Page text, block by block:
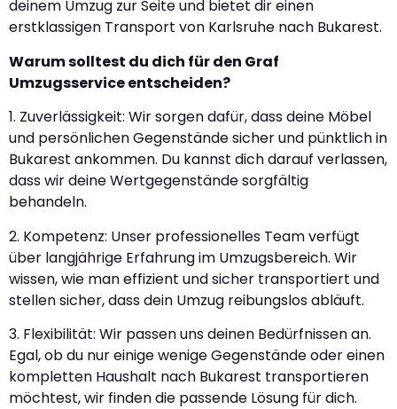
deinem Umzug zur Seite und bietet dir einen
erstklassigen Transport von Karlsruhe nach Bukarest.
Warum solltest du dich für den Graf
Umzugsservice entscheiden?
1. Zuverlässigkeit: Wir sorgen dafür, dass deine Möbel
und persönlichen Gegenstände sicher und pünktlich in
Bukarest ankommen. Du kannst dich darauf verlassen,
dass wir deine Wertgegenstände sorgfältig
behandeln.
2. Kompetenz: Unser professionelles Team verfügt
über langjährige Erfahrung im Umzugsbereich. Wir
wissen, wie man effizient und sicher transportiert und
stellen sicher, dass dein Umzug reibungslos abläuft.
3. Flexibilität: Wir passen uns deinen Bedürfnissen an.
Egal, ob du nur einige wenige Gegenstände oder einen
kompletten Haushalt nach Bukarest transportieren
möchtest, wir finden die passende Lösung für dich.